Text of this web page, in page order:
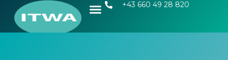
+43 660 49 28 820